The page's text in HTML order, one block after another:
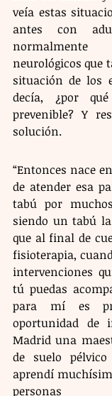
veía estas
antes con
neurológicos que
situación de los
decía, ¿por
prevenible? Y
solución.
“Entonces nace
de atender esa
tabú por
siendo un tabú
que al final de
fisioterapia,
intervenciones
tú puedas
para mí es
oportunidad de
Madrid una
de suelo
aprendí
personas